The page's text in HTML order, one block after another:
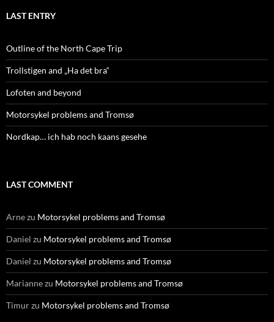
LAST ENTRY
Outline of the North Cape Trip
Trollstigen and „Ha det bra“
Lofoten and beyond
Motorsykel problems and Tromsø
Nordkap… ich hab noch kaans gesehe
LAST COMMENT
Arnezu Motorsykel problems and Tromsø
Daniel zu Motorsykel problems and Tromsø
Daniel zu Motorsykel problems and Tromsø
Mariannezu Motorsykel problems and Tromsø
Timurzu Motorsykel problems and Tromsø